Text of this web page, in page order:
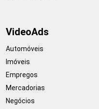
VideoAds
Automóveis
Imóveis
Empregos
Mercadorias
Negócios